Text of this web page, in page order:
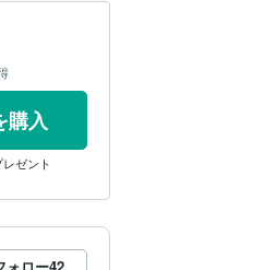
購入
ゼント